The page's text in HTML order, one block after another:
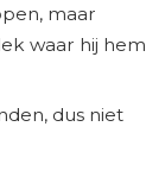
maar
waar hij hem
dus niet